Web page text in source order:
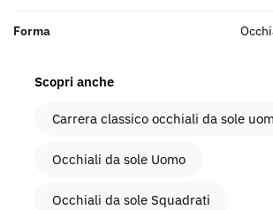
Forma
Scopri anche
Carrera classico occhiali da sole
Occhiali da sole Uomo
Occhiali da sole Squadrati